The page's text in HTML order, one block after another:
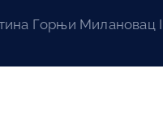
Горњи Милановац I